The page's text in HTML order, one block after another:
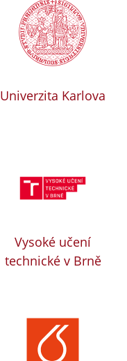
Univerzita Karlova
Vysoké učení
technické v Brně